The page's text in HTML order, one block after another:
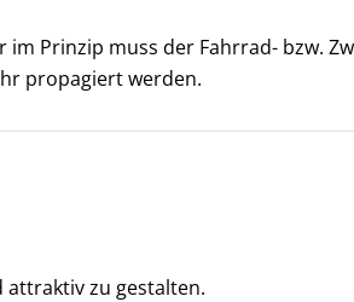
Prinzip muss der Fahrrad- bzw.
propagiert werden.
attraktiv zu gestalten.